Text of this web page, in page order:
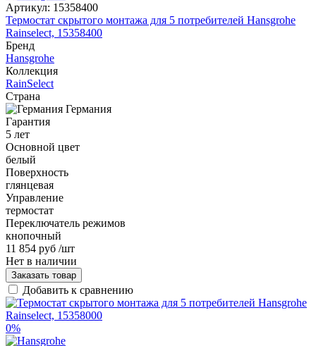
Артикул: 15358400
Термостат скрытого монтажа для 5 потребителей Hansgrohe
Rainselect, 15358400
Бренд
Hansgrohe
Коллекция
RainSelect
Страна
Германия
Гарантия
5 лет
Основной цвет
белый
Поверхность
глянцевая
Управление
термостат
Переключатель режимов
кнопочный
11 854 руб /шт
Нет в наличии
Заказать товар
Добавить к сравнению
0%